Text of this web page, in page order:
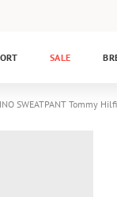
SALE
SWEATPANT Tommy